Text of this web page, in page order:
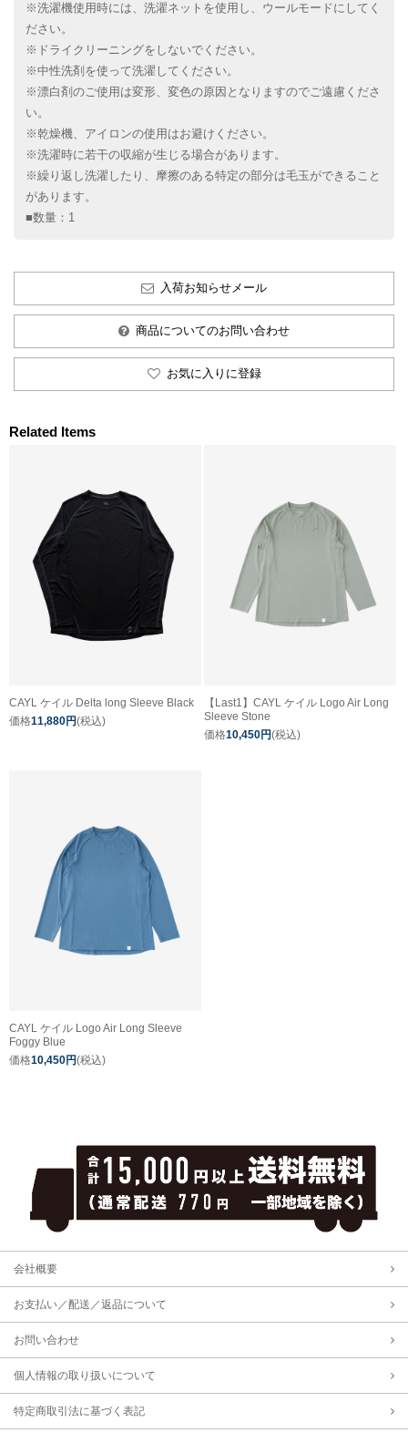
※洗濯機使用時には、洗濯ネットを使用し、ウールモードにしてく
ださい。
※ドライクリーニングをしないでください。
※中性洗剤を使って洗濯してください。
※漂白剤のご使用は変形、変色の原因となりますのでご遠慮くださ
い。
※乾燥機、アイロンの使用はお避けください。
※洗濯時に若干の収縮が生じる場合があります。
※繰り返し洗濯したり、摩擦のある特定の部分は毛玉ができること
があります。
■数量：1
入荷お知らせメール
商品についてのお問い合わせ
お気に入りに登録
Related Items
CAYL ケイル Delta long Sleeve Black
価格11,880円(税込)
【Last1】CAYL ケイル Logo Air Long
Sleeve Stone
価格10,450円(税込)
CAYL ケイル Logo Air Long Sleeve
Foggy Blue
価格10,450円(税込)
会社概要
お支払い／配送／返品について
お問い合わせ
個人情報の取り扱いについて
特定商取引法に基づく表記